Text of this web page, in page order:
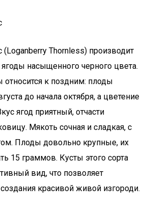
(Loganberry Thornless) производит
насыщенного черного цвета.
относится к поздним: плоды
до начала октября, а цветение
ягод приятный, отчасти
Мякоть сочная и сладкая, с
Плоды довольно крупные, их
15 граммов. Кусты этого сорта
вид, что позволяет
красивой живой изгороди.